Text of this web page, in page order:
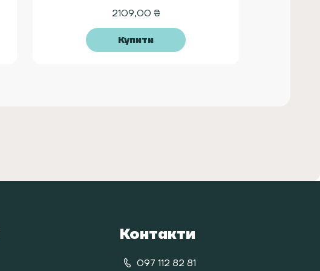
2109,00 ₴
Купити
Контакти
097 112 82 81